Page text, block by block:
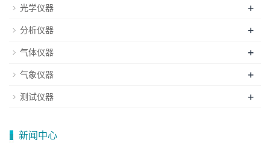
光学仪器 +
分析仪器 +
气体仪器 +
气象仪器 +
测试仪器 +
新闻中心